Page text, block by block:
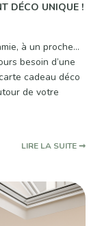
DÉCO UNIQUE !
à un proche…
besoin d’une
cadeau déco
de votre